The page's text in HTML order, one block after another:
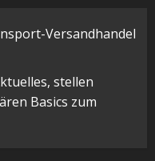
Versandhandel
stellen
Basics zum